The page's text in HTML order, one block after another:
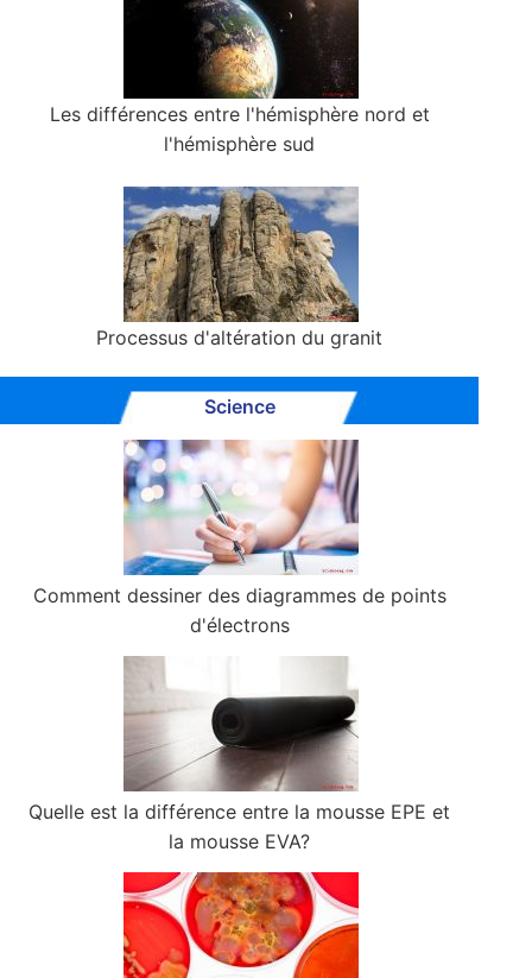
Les différences entre l'hémisphère nord et
l'hémisphère sud
Processus d'altération du granit
Science
Comment dessiner des diagrammes de points
d'électrons
Quelle est la différence entre la mousse EPE et
la mousse EVA?